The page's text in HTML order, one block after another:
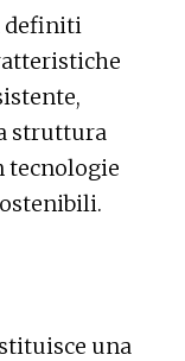
definiti
struttura
tecnologie
una